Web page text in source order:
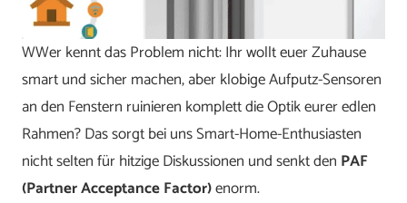
WWer kennt das Problem nicht: Ihr wollt euer Zuhause
smart und sicher machen, aber klobige Aufputz-Sensoren
an den Fenstern ruinieren komplett die Optik eurer edlen
Rahmen? Das sorgt bei uns Smart-Home-Enthusiasten
nicht selten für hitzige Diskussionen und senkt den PAF
(Partner Acceptance Factor)enorm.